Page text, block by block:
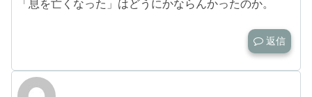
「息を亡くなった」はどうにかならんかったのか。
返信